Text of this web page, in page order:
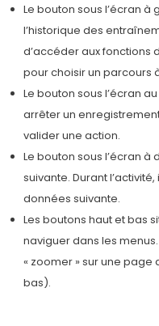
Le bouton sous l’écran
l’historique des
d’accéder aux fonctions
pour choisir un parcours
Le bouton sous l’écran
arrêter un
valider une action.
Le bouton sous l’écran
suivante. Durant
données suivante.
Les boutons haut et bas
naviguer dans les
« zoomer » sur une
bas).